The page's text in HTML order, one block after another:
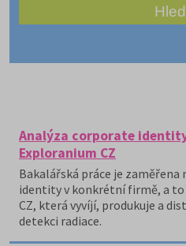
Analýza corporate
Exploranium CZ
Bakalářská práce je
identity v konkrétní firmě, a
CZ, která vyvíjí, produkuje a
detekci radiace.